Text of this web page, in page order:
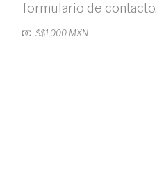
formulario de contacto.
$$1,000 MXN